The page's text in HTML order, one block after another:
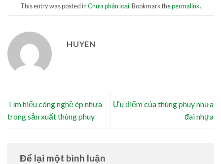
This entry was posted inChưa phân loại. Bookmark thepermalink.
HUYEN
Tìm hiểu công nghệ ép nhựa
trong sản xuất thùng phuy
Ưu điểm của thùng phuy nhựa
đai nhựa
Để lại một bình luận